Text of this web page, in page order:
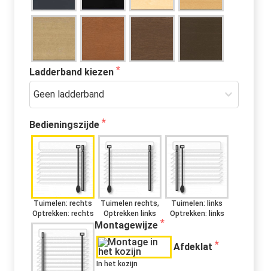
Ladderband kiezen
Bedieningszijde
Tuimelen: rechts
Optrekken: rechts
Tuimelen rechts,
Optrekken links
Tuimelen: links
Optrekken: links
Montagewijze
In het kozijn
Afdeklat